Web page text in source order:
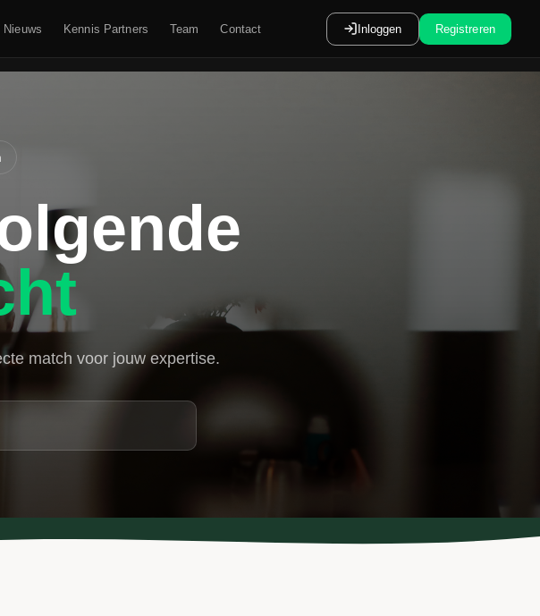
Nieuws Kennis Partners Team Contact Inloggen Registreren
match voor jouw expertise.